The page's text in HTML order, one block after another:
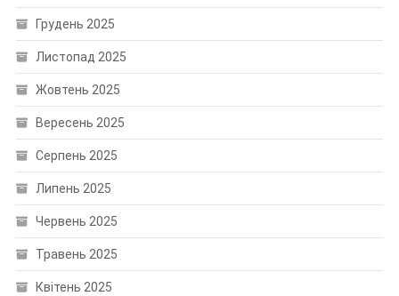
Грудень 2025
Листопад 2025
Жовтень 2025
Вересень 2025
Серпень 2025
Липень 2025
Червень 2025
Травень 2025
Квітень 2025